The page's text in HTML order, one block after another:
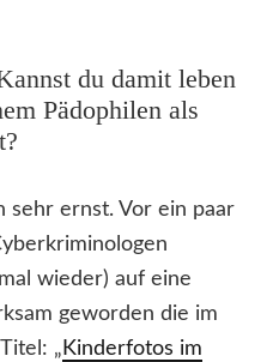
du damit leben
Pädophilen als
sehr ernst. Vor ein paar
wieder) auf eine
geworden die im
„ Kinderfotos im